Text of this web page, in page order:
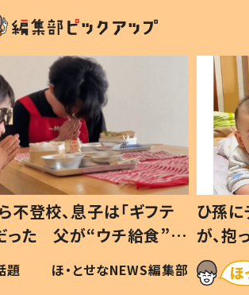
不登校、息子は「ギフテ
った 父が“ウチ給食”を
ける理由とは #令和の親
子
題 ほ・とせなNEWS編集部
ひ孫
が、
「涙が
い」